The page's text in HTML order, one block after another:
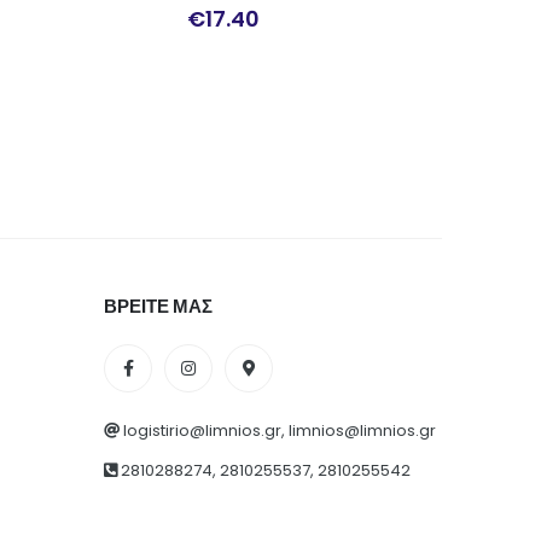
€555.00
ΒΡΕΙΤΕ ΜΑΣ
logistirio@limnios.gr, limnios@limnios.gr
2810288274, 2810255537, 2810255542